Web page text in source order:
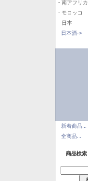
- 南アフリカ
- モロッコ
- 日本
日本酒->
新着商品...
全商品...
商品検索